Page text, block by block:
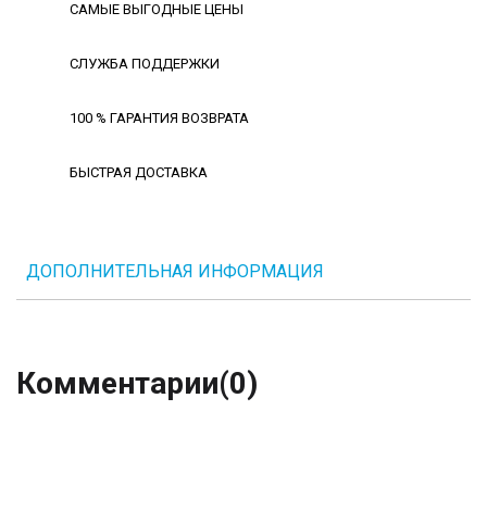
САМЫЕ ВЫГОДНЫЕ ЦЕНЫ
СЛУЖБА ПОДДЕРЖКИ
100 % ГАРАНТИЯ ВОЗВРАТА
БЫСТРАЯ ДОСТАВКА
ДОПОЛНИТЕЛЬНАЯ ИНФОРМАЦИЯ
Комментарии(0)